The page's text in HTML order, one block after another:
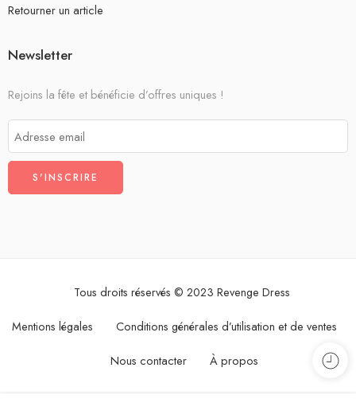
Retourner un article
Newsletter
Rejoins la fête et bénéficie d’offres uniques !
Tous droits réservés © 2023 Revenge Dress
Mentions légales Conditions générales d’utilisation et de ventes
Nous contacter À propos